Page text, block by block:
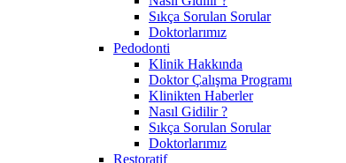
Sıkça Sorulan Sorular
Doktorlarımız
Pedodonti
Klinik Hakkında
Doktor Çalışma Programı
Klinikten Haberler
Nasıl Gidilir ?
Sıkça Sorulan Sorular
Doktorlarımız
Restoratif